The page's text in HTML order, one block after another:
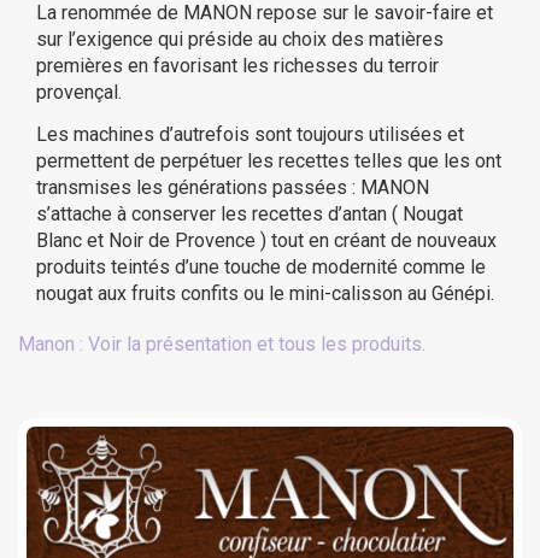
La renommée de MANON repose sur le savoir-faire et
sur l’exigence qui préside au choix des matières
premières en favorisant les richesses du terroir
provençal.
Les machines d’autrefois sont toujours utilisées et
permettent de perpétuer les recettes telles que les ont
transmises les générations passées : MANON
s’attache à conserver les recettes d’antan ( Nougat
Blanc et Noir de Provence ) tout en créant de nouveaux
produits teintés d’une touche de modernité comme le
nougat aux fruits confits ou le mini-calisson au Génépi.
Manon : Voir la présentation et tous les produits.